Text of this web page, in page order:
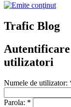
Trafic Blog
Autentificare
utilizatori
Numele de utilizator:
Parola: *